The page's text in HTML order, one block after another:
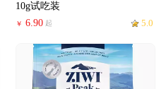
10g试吃装
￥ 6.90 起 5.0